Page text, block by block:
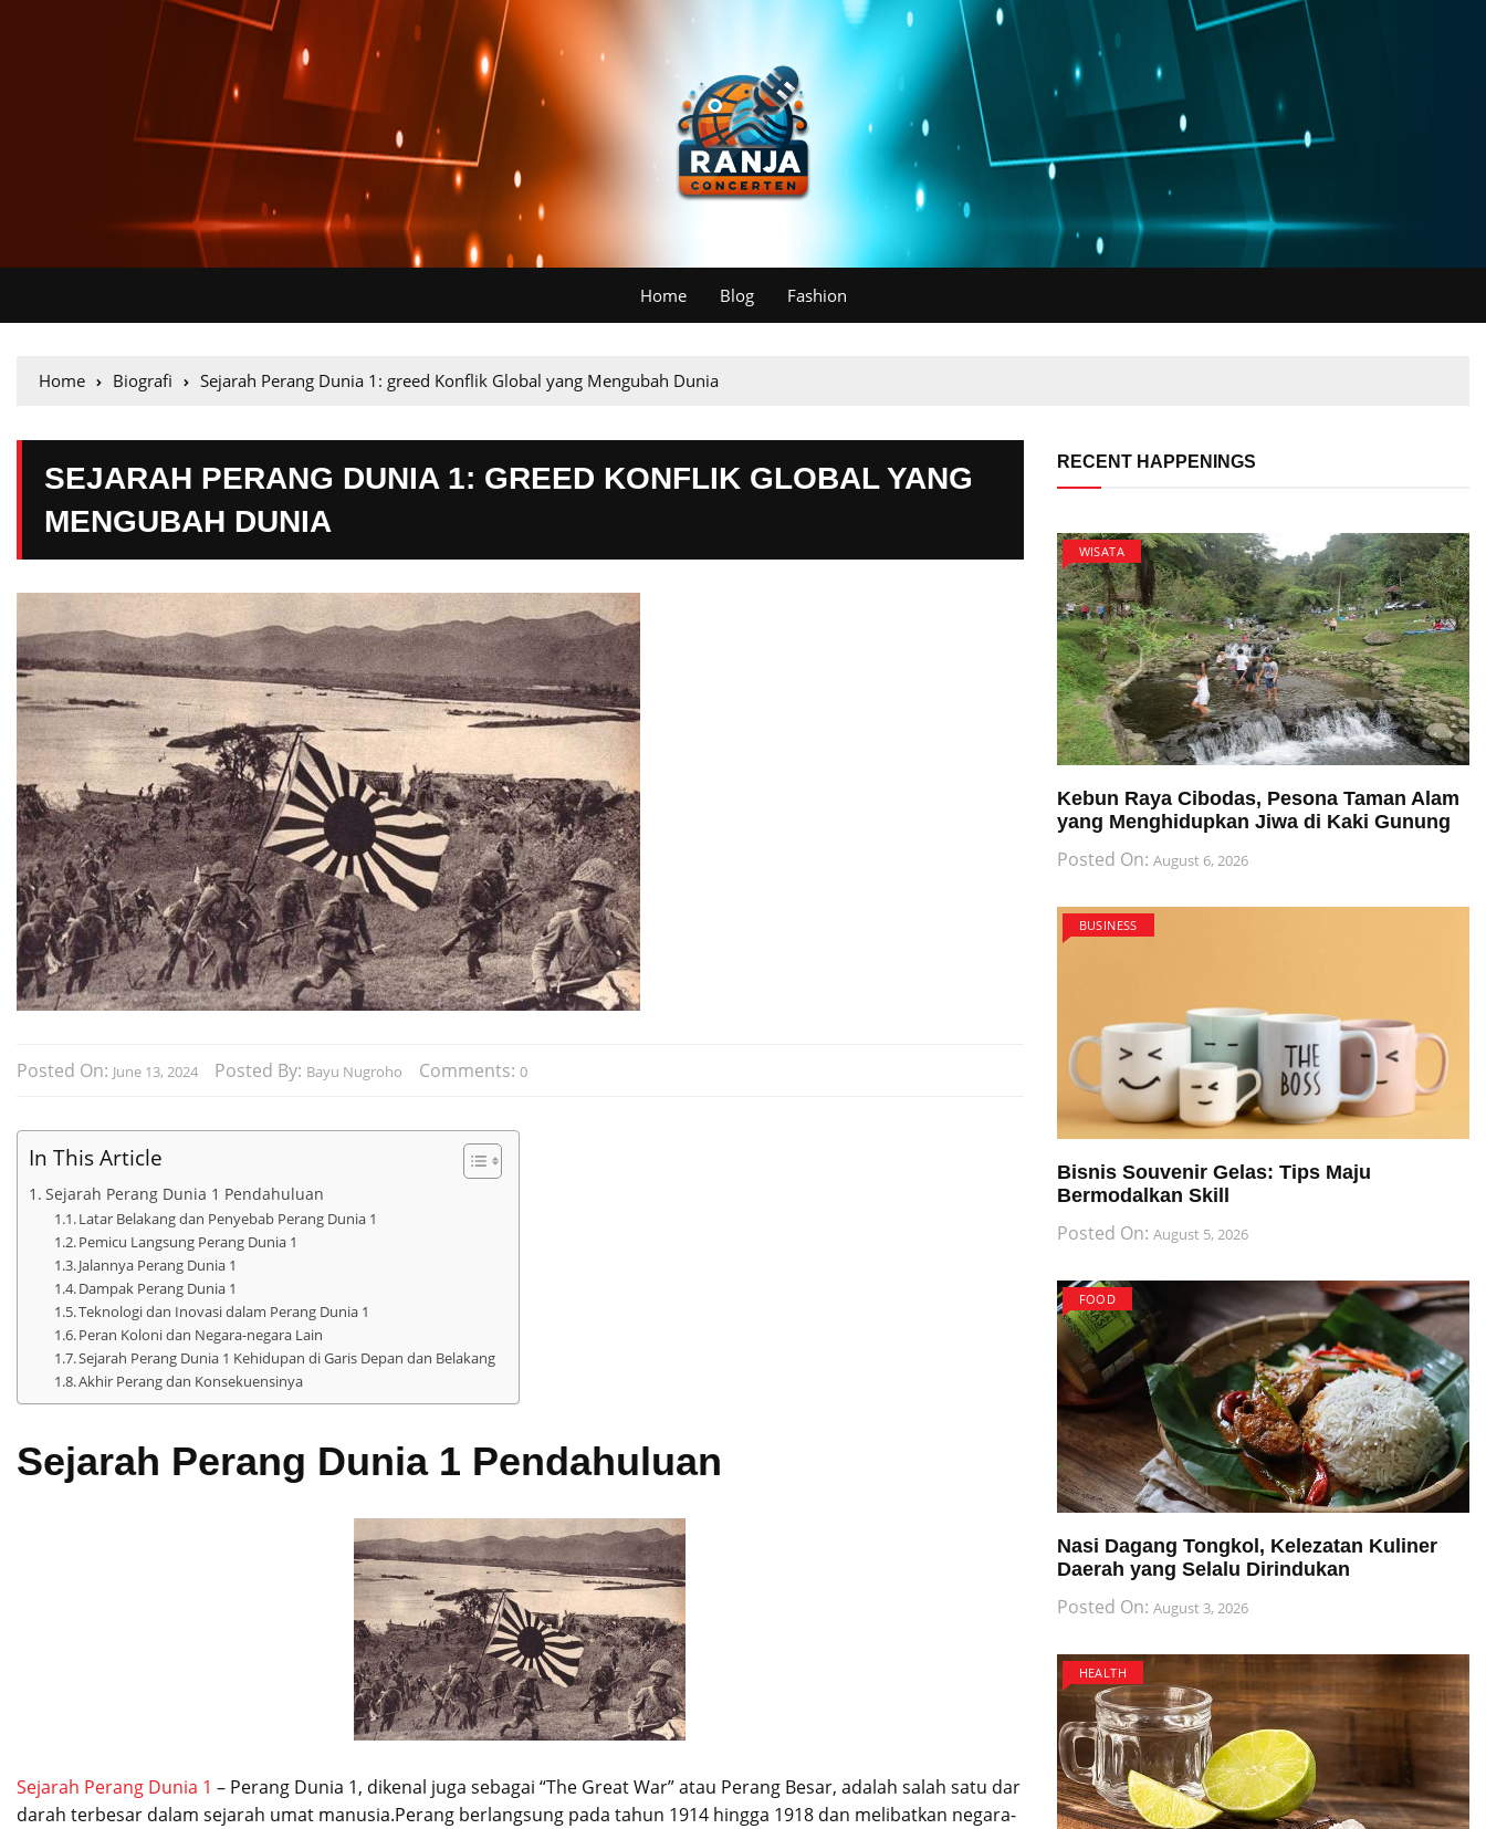
Home Blog Fashion
Home Biografi Sejarah Perang Dunia 1: greed Konflik Global yang Mengubah Dunia
SEJARAH PERANG DUNIA 1: GREED KONFLIK GLOBAL YANG
MENGUBAH DUNIA
Posted On: June 13, 2024 Posted By: Bayu Nugroho Comments: 0
In This Article
Sejarah Perang Dunia 1 Pendahuluan
Latar Belakang dan Penyebab Perang Dunia 1
Pemicu Langsung Perang Dunia 1
Jalannya Perang Dunia 1
Dampak Perang Dunia 1
Teknologi dan Inovasi dalam Perang Dunia 1
Peran Koloni dan Negara-negara Lain
Sejarah Perang Dunia 1 Kehidupan di Garis Depan dan Belakang
Akhir Perang dan Konsekuensinya
Sejarah Perang Dunia 1 Pendahuluan
Sejarah Perang Dunia 1 – Perang Dunia 1, dikenal juga sebagai “The Great War” atau Perang Besar, adalah salah satu dar
darah terbesar dalam sejarah umat manusia.Perang berlangsung pada tahun 1914 hingga 1918 dan melibatkan negara-
RECENT HAPPENINGS
WISATA
Kebun Raya Cibodas, Pesona Taman Alam
yang Menghidupkan Jiwa di Kaki Gunung
Posted On: August 6, 2026
BUSINESS
Bisnis Souvenir Gelas: Tips Maju
Bermodalkan Skill
Posted On: August 5, 2026
FOOD
Nasi Dagang Tongkol, Kelezatan Kuliner
Daerah yang Selalu Dirindukan
Posted On: August 3, 2026
HEALTH